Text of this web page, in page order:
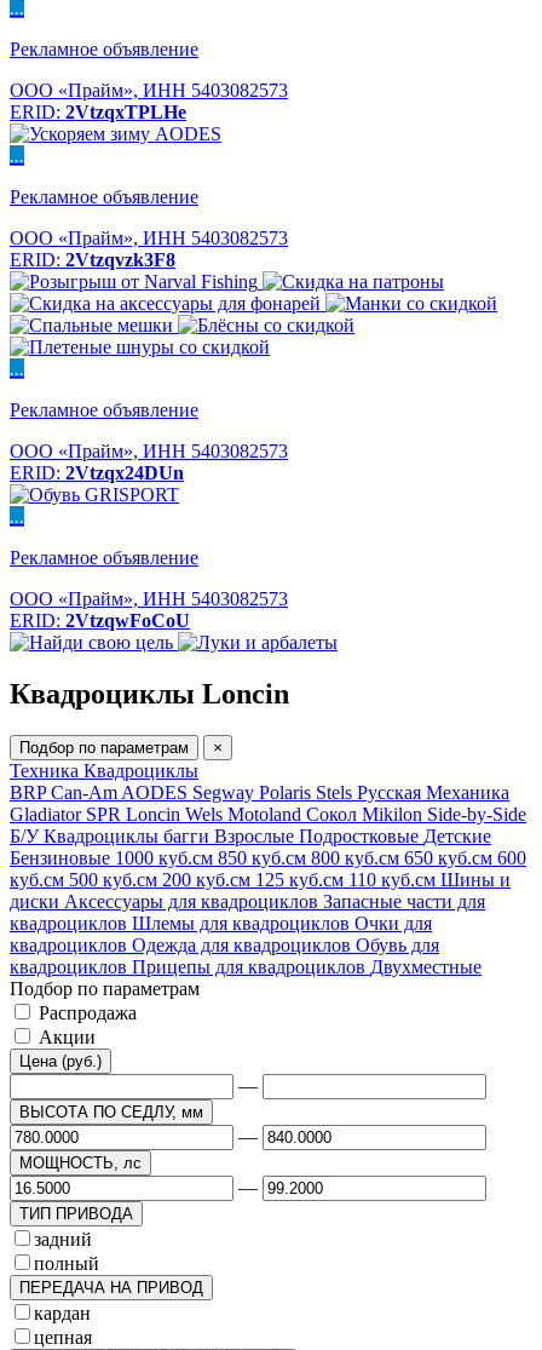
...
Рекламное объявление
ООО «Прайм», ИНН 5403082573
ERID: 2VtzqxTPLHe
...
Рекламное объявление
ООО «Прайм», ИНН 5403082573
ERID: 2Vtzqvzk3F8
...
Рекламное объявление
ООО «Прайм», ИНН 5403082573
ERID: 2Vtzqx24DUn
...
Рекламное объявление
ООО «Прайм», ИНН 5403082573
ERID: 2VtzqwFoCoU
Квадроциклы Loncin
Подбор по параметрам ×
Техника Квадроциклы
BRP Can-Am AODES Segway Polaris Stels Русская Механика
Gladiator SPR Loncin Wels Motoland Сокол Mikilon Side-by-Side
Б/УКвадроциклы багги Взрослые Подростковые Детские
Бензиновые 1000 куб.см 850 куб.см 800 куб.см 650 куб.см 600
куб.см 500 куб.см 200 куб.см 125 куб.см 110 куб.см Шины и
диски Аксессуары для квадроциклов Запасные части для
квадроциклов Шлемы для квадроциклов Очки для
квадроциклов Одежда для квадроциклов Обувь для
квадроциклов Прицепы для квадроциклов Двухместные
Подбор по параметрам
Распродажа
Акции
Цена (руб.)
—
ВЫСОТА ПО СЕДЛУ, мм
—
МОЩНОСТЬ, лс
—
ТИП ПРИВОДА
задний
полный
ПЕРЕДАЧА НА ПРИВОД
кардан
цепная